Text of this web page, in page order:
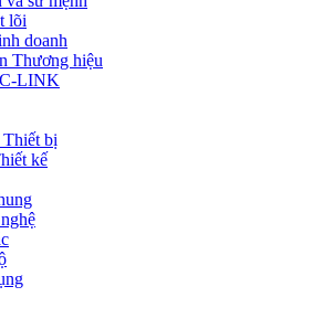
lõi
doanh
Thương hiệu
LINK
Thiết bị
kế